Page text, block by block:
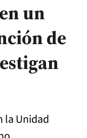
un
de
la Unidad